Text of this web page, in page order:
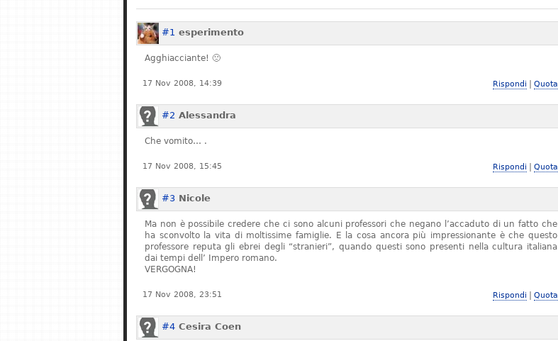
#1 esperimento
Agghiacciante! 🙁
17 Nov 2008, 14:39 Rispondi Quota
#2 Alessandra
Che vomito… .
17 Nov 2008, 15:45 Rispondi Quota
#3 Nicole
Ma non è possibile credere che ci sono alcuni professori che negano l’accaduto di un fatto che
ha sconvolto la vita di moltissime famiglie. E la cosa ancora più impressionante è che questo
professore reputa gli ebrei degli “stranieri”, quando questi sono presenti nella cultura italiana
dai tempi dell’ Impero romano.
VERGOGNA!
17 Nov 2008, 23:51 Rispondi Quota
#4 Cesira Coen